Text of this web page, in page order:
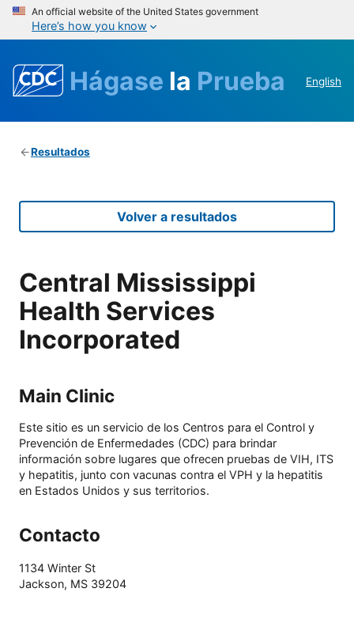
An official website of the United States government
Here’s how you know
Hágase la Prueba English
Resultados
Volver a resultados
Central Mississippi
Health Services
Incorporated
Main Clinic
Este sitio es un servicio de los Centros para el Control y
Prevención de Enfermedades (CDC) para brindar
información sobre lugares que ofrecen pruebas de VIH, ITS
y hepatitis, junto con vacunas contra el VPH y la hepatitis
en Estados Unidos y sus territorios.
Contacto
1134 Winter St
Jackson, MS 39204